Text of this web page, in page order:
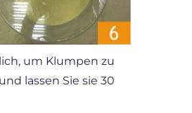
um Klumpen zu
lassen Sie sie 30